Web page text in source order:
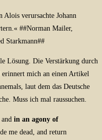
Alois verursachte Johann
##Norman Mailer,
Starkmann##
Lösung. Die Verstärkung durch
mich an einen Artikel
laut dem das Deutsche
Muss ich mal raussuchen.
in an agony of
me dead, and return